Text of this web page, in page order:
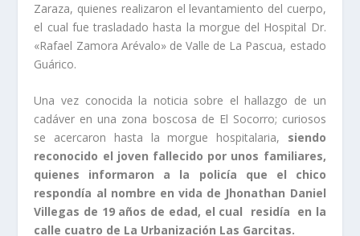
Zaraza, quienes realizaron el levantamiento del cuerpo,
el cual fue trasladado hasta la morgue del Hospital Dr.
«Rafael Zamora Arévalo» de Valle de La Pascua, estado
Guárico.
Una vez conocida la noticia sobre el hallazgo de un
cadáver en una zona boscosa de El Socorro; curiosos
se acercaron hasta la morgue hospitalaria, siendo
reconocido el joven fallecido por unos familiares,
quienes informaron a la policía que el chico
respondía al nombre en vida de Jhonathan Daniel
Villegas de 19 años de edad, el cual residía en la
calle cuatro de La Urbanización Las Garcitas.